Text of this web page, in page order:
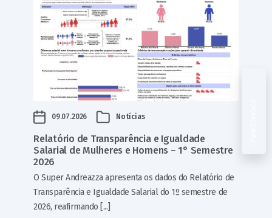
09.07.2026 Notícias
Relatório de Transparência e Igualdade
Salarial de Mulheres e Homens – 1° Semestre
2026
O Super Andreazza apresenta os dados do Relatório de
Transparência e Igualdade Salarial do 1º semestre de
2026, reafirmando [...]